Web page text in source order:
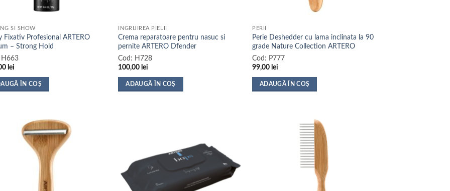
SI SHOW
Fixativ Profesional ARTERO
– Strong Hold
H663
lei
ÎN COȘ
INGRIJIREA PIELII
Crema reparatoare pentru nasuc si
pernite ARTERO Dfender
Cod: H728
100,00 lei
ADAUGĂ ÎN COȘ
PERII
Perie Deshedder cu lama inclinata la 90
grade Nature Collection ARTERO
Cod: P777
99,00 lei
ADAUGĂ ÎN COȘ